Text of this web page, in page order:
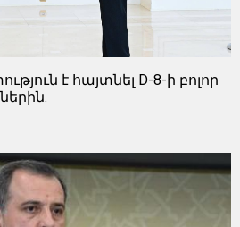
է հայտնել D-8-ի բոլոր